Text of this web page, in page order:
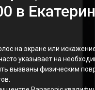
в
на экране или
указывает на
вызваны физическим